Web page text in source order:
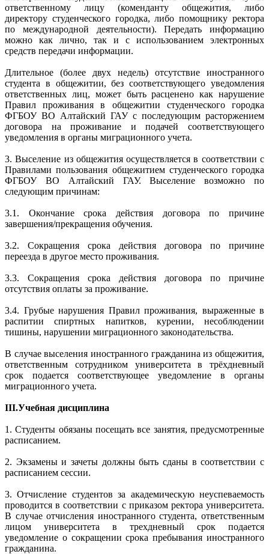
ответственному лицу (коменданту общежития, либо
директору студенческого городка, либо помощнику ректора
по международной деятельности). Передать информацию
можно как лично, так и с использованием электронных
средств передачи информации.
Длительное (более двух недель) отсутствие иностранного
студента в общежитии, без соответствующего уведомления
ответственных лиц, может быть расценено как нарушение
Правил проживания в общежитии студенческого городка
ФГБОУ ВО Алтайский ГАУ с последующим расторжением
договора на проживание и подачей соответствующего
уведомления в органы миграционного учета.
3. Выселение из общежития осуществляется в соответствии с
Правилами пользования общежитием студенческого городка
ФГБОУ ВО Алтайский ГАУ. Выселение возможно по
следующим причинам:
3.1. Окончание срока действия договора по причине
завершения/прекращения обучения.
3.2. Сокращения срока действия договора по причине
переезда в другое место проживания.
3.3. Сокращения срока действия договора по причине
отсутствия оплаты за проживание.
3.4. Грубые нарушения Правил проживания, выраженные в
распитии спиртных напитков, курении, несоблюдении
тишины, нарушении миграционного законодательства.
В случае выселения иностранного гражданина из общежития,
ответственным сотрудником университета в трёхдневный
срок подается соответствующее уведомление в органы
миграционного учета.
III.Учебная дисциплина
1. Студенты обязаны посещать все занятия, предусмотренные
расписанием.
2. Экзамены и зачеты должны быть сданы в соответствии с
расписанием сессии.
3. Отчисление студентов за академическую неуспеваемость
проводится в соответствии с приказом ректора университета.
В случае отчисления иностранного студента, ответственным
лицом университета в трехдневный срок подается
уведомление о сокращении срока пребывания иностранного
гражданина.